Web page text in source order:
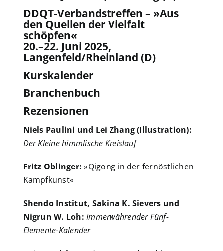
DDQT-Verbandstreffen – »Aus
den Quellen der Vielfalt
schöpfen«
20.–22. Juni 2025,
Langenfeld/Rheinland (D)
Kurskalender
Branchenbuch
Rezensionen
Niels Paulini und Lei Zhang (Illustration):
Der Kleine himmlische Kreislauf
Fritz Oblinger: »Qigong in der fernöstlichen
Kampfkunst«
Shendo Institut, Sakina K. Sievers und
Nigrun W. Loh: Immerwährender Fünf-
Elemente-Kalender